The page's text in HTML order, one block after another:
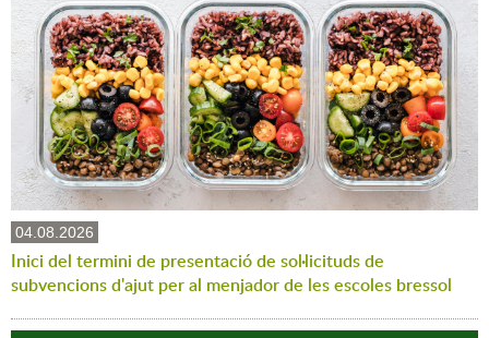
04.08.2026
Inici del termini de presentació de sol·licituds de
subvencions d'ajut per al menjador de les escoles bressol